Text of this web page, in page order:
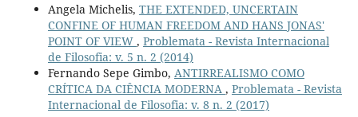
Angela Michelis, THE EXTENDED, UNCERTAIN
CONFINE OF HUMAN FREEDOM AND HANS JONAS'
POINT OF VIEW , Problemata - Revista Internacional
de Filosofia: v. 5 n. 2 (2014)
Fernando Sepe Gimbo, ANTIRREALISMO COMO
CRÍTICA DA CIÊNCIA MODERNA , Problemata - Revista
Internacional de Filosofia: v. 8 n. 2 (2017)